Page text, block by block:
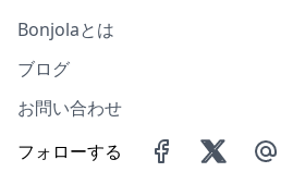
Bonjolaとは
ブログ
お問い合わせ
フォローする